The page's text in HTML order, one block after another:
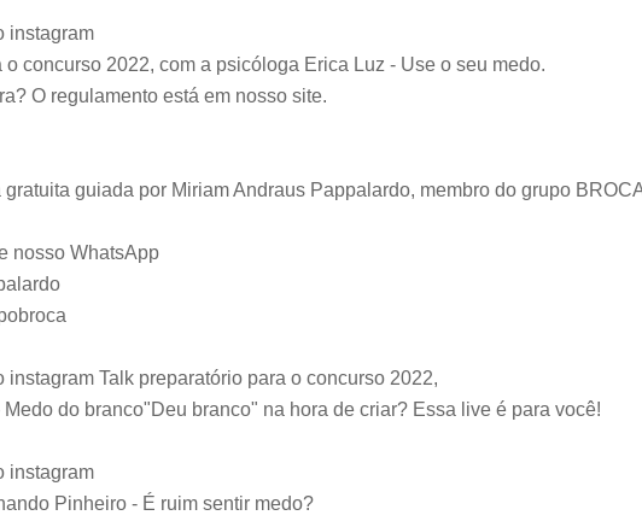
instagram
o concurso 2022, com a psicóloga Erica Luz - Use o seu medo.
O regulamento está em nosso site.
gratuita guiada por Miriam Andraus Pappalardo, membro do grupo
nosso WhatsApp
instagram Talk preparatório para o concurso 2022,
do branco"Deu branco" na hora de criar? Essa live é para você!
instagram
Pinheiro - É ruim sentir medo?